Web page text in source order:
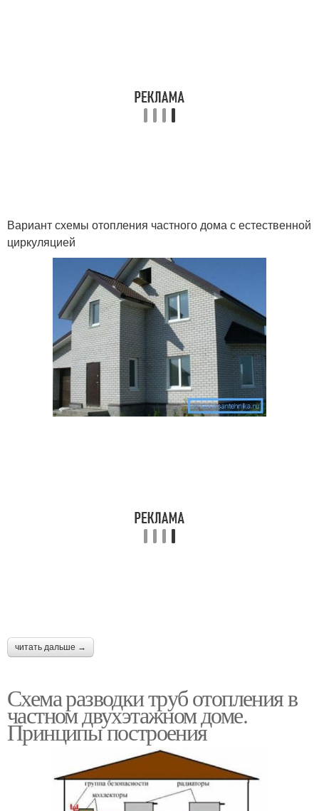
Вариант схемы отопления частного дома с естественной
циркуляцией
читать дальше →
Схема разводки труб отопления в
частном двухэтажном доме.
Принципы построения